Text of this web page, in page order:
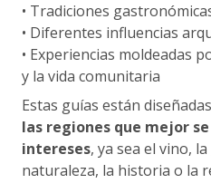
• Tradiciones
• Diferentes influencias
• Experiencias moldeadas
y la vida comunitaria
Estas guías están
las regiones que mejor
intereses, ya sea el vino,
naturaleza, la historia o la